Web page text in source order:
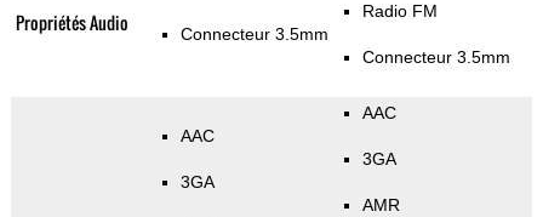
Propriétés Audio Connecteur 3.5mm
Radio FM
Connecteur 3.5mm
AAC
3GA
AAC
3GA
AMR